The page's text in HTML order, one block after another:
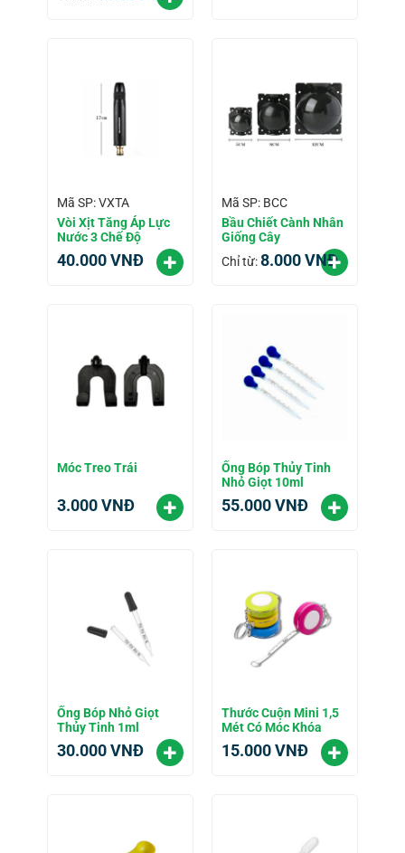
Mã SP: VXTA
Vòi Xịt Tăng Áp Lực
Nước 3 Chế Độ
40.000VNĐ
Mã SP: BCC
Bầu Chiết Cành Nhân
Giống Cây
Chỉ từ:8.000VNĐ
Móc Treo Trái
3.000VNĐ
Ống Bóp Thủy Tinh
Nhỏ Giọt 10ml
55.000VNĐ
Ống Bóp Nhỏ Giọt
Thủy Tinh 1ml
30.000VNĐ
Thước Cuộn Mini 1,5
Mét Có Móc Khóa
15.000VNĐ